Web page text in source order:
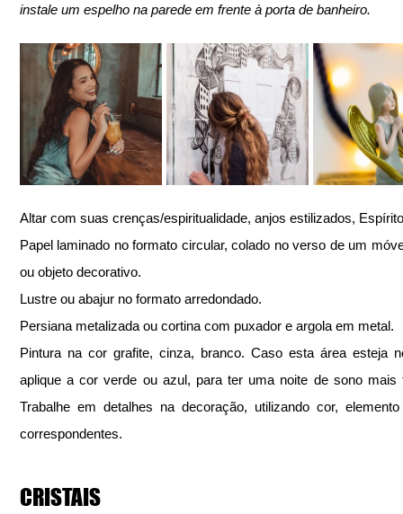
instale um espelho na parede em frente à porta de banheiro.
Altar com suas crenças/espiritualidade, anjos estilizados,
Papel laminado no formato circular, colado no verso de um
ou objeto decorativo.
Lustre ou abajur no formato arredondado.
Persiana metalizada ou cortina com puxador e argola em metal.
Pintura na cor grafite, cinza, branco. Caso esta área esteja
aplique a cor verde ou azul, para ter uma noite de sono mais
Trabalhe em detalhes na decoração, utilizando cor,
correspondentes.
CRISTAIS